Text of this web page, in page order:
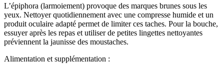
L’épiphora (larmoiement) provoque des marques brunes sous les
yeux. Nettoyer quotidiennement avec une compresse humide et un
produit oculaire adapté permet de limiter ces taches. Pour la bouche,
essuyer après les repas et utiliser de petites lingettes nettoyantes
préviennent la jaunisse des moustaches.
Alimentation et supplémentation :